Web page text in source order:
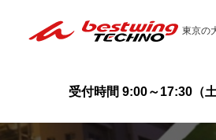
東京の
受付時間 9:00～17:30